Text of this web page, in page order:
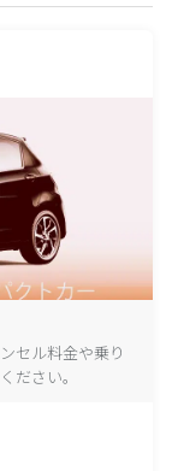
セル料金や乗り
ださい。